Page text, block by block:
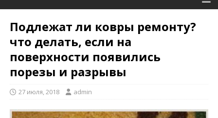
Подлежат ли ковры ремонту?
что делать, если на
поверхности появились
порезы и разрывы
27 июля, 2018 admin